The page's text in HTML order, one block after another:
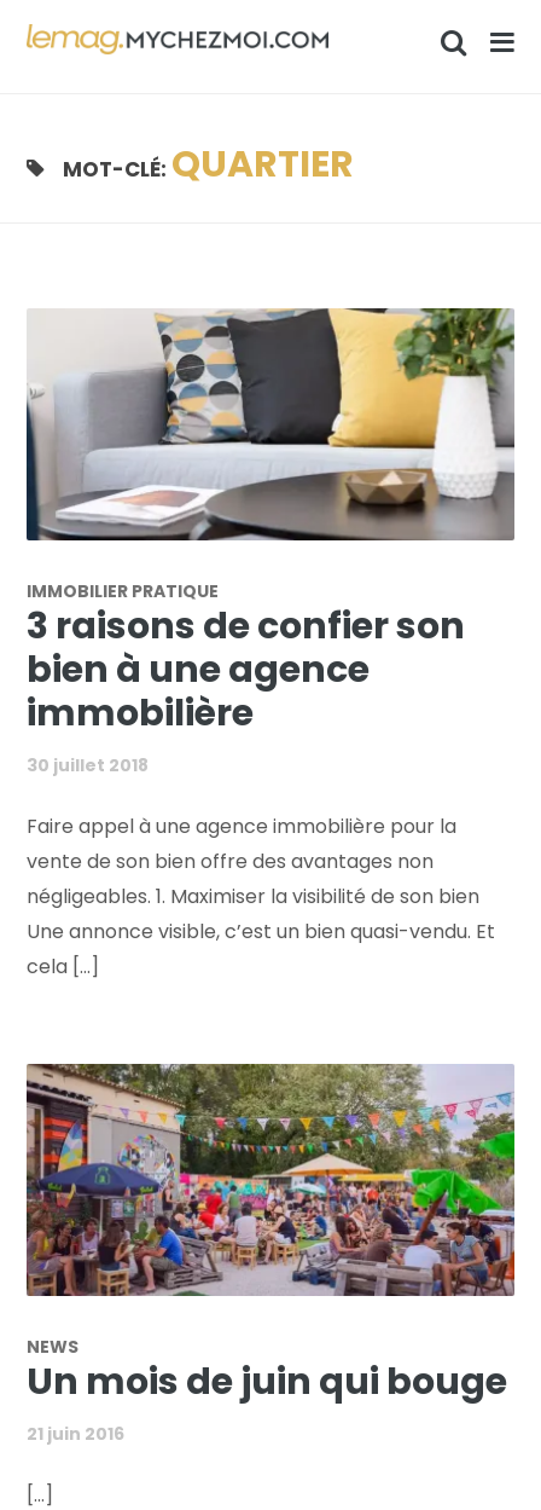
MOT-CLÉ: QUARTIER
IMMOBILIER PRATIQUE
3 raisons de confier son
bien à une agence
immobilière
30 juillet 2018
Faire appel à une agence immobilière pour la
vente de son bien offre des avantages non
négligeables. 1. Maximiser la visibilité de son bien
Une annonce visible, c’est un bien quasi-vendu. Et
cela [...]
NEWS
Un mois de juin qui bouge
21 juin 2016
[...]